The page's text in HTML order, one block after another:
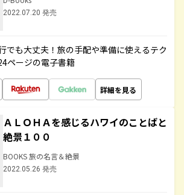
2022.07.20 発売
でも大丈夫！旅の手配や準備に使えるテク
ページの電子書籍
詳細を見る
ＡＬＯＨＡを感じるハワイのことばと
絶景１００
BOOKS 旅の名言＆絶景
2022.05.26 発売